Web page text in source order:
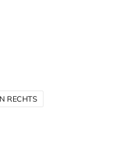
RECHTS